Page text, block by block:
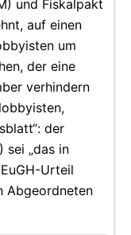
und Fiskalpakt
auf einen
um
der eine
verhindern
der
sei „das in
Urteil
Abgeordneten